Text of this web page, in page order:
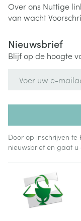
Over ons Nuttige
van wacht
Nieuwsbrief
Blijf op de hoogte
Door op inschrijven te
nieuwsbrief en gaat